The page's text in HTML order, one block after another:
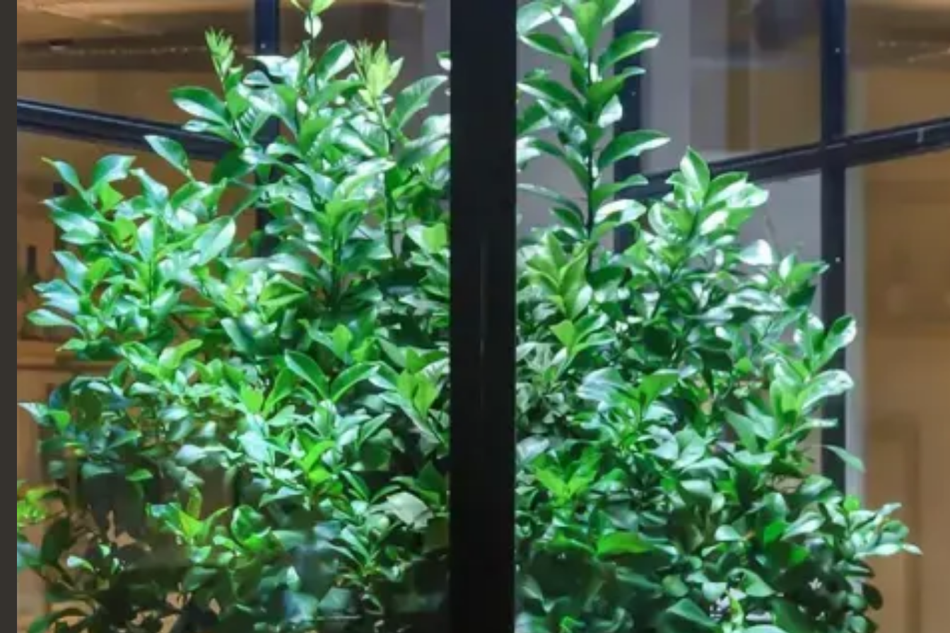
ITALIANO
Prodotti Ispirazioni About us Risorse
CATENE
Gail's Bakery
Finsbury Park, uk
Diamo il benvenuto a un nuovo Gails a Finsbury
Park, una pasticceria che si ispira sia alla semplicità
dell’architettura locale sia al vivace polo creativo
del quartiere.
Situato in un quartiere dedicato al teatro, alla
musica e alle arti, il progetto mira a incarnare
l’essenza e lo spirito creativo degli artisti che lo
animano.
Le nostre sedie Kite Lounge e gli sgabelli da bar
Tagg sono straordinari in questo rosso acceso.